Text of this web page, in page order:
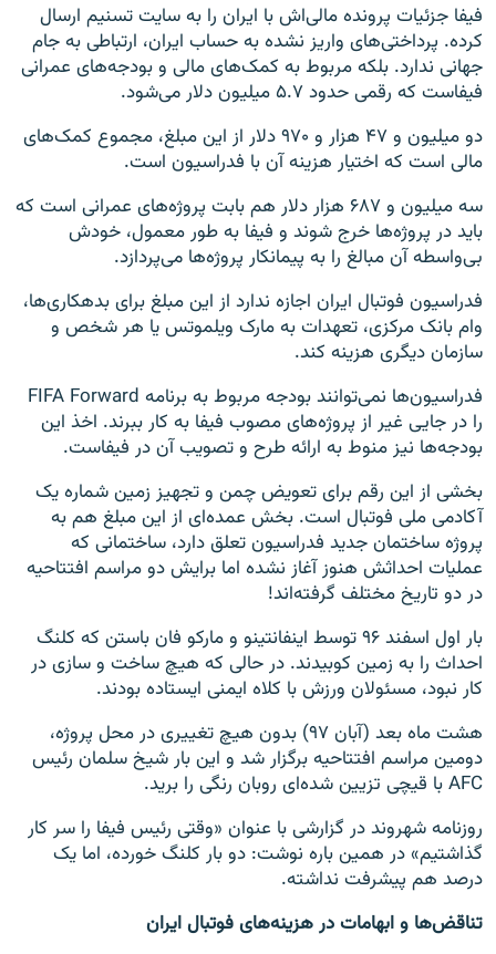
فیفا جزئیات پرونده مالی‌اش با ایران را به سایت تسنیم ارسال
کرده. پرداختی‌های واریز نشده به حساب ایران، ارتباطی به جام
جهانی ندارد. بلکه مربوط به کمک‌های مالی و بودجه‌های عمرانی
فیفاست که رقمی حدود ۵.۷ میلیون دلار می‌شود.
دو میلیون و ۴۷ هزار و ۹۷۰ دلار از این مبلغ، مجموع کمک‌های
مالی است که اختیار هزینه آن با فدراسیون است.
سه میلیون و ۶۸۷ هزار دلار هم بابت پروژه‌های عمرانی است که
باید در پروژه‌ها خرج شوند و فیفا به طور معمول، خودش
بی‌واسطه آن مبالغ را به پیمانکار پروژه‌ها می‌پردازد.
فدراسیون فوتبال ایران اجازه ندارد از این مبلغ برای بدهکاری‌ها،
وام بانک مرکزی، تعهدات به مارک ویلموتس یا هر شخص و
سازمان دیگری هزینه کند.
فدراسیون‌ها نمی‌توانند بودجه مربوط به برنامه FIFA Forward
را در جایی غیر از پروژه‌های مصوب فیفا به کار ببرند. اخذ این
بودجه‌ها نیز منوط به ارائه طرح و تصویب آن در فیفاست.
بخشی از این رقم برای تعویض چمن و تجهیز زمین شماره یک
آکادمی ملی فوتبال است. بخش عمده‌ای از این مبلغ هم به
پروژه ساختمان جدید فدراسیون تعلق دارد، ساختمانی که
عملیات احداثش هنوز آغاز نشده اما برایش دو مراسم افتتاحیه
در دو تاریخ مختلف گرفته‌اند!
بار اول اسفند ۹۶ توسط اینفانتینو و مارکو فان باستن که کلنگ
احداث را به زمین کوبیدند. در حالی که هیچ ساخت و سازی در
کار نبود، مسئولان ورزش با کلاه ایمنی ایستاده بودند.
هشت ماه بعد (آبان ۹۷) بدون هیچ تغییری در محل پروژه،
دومین مراسم افتتاحیه برگزار شد و این بار شیخ سلمان رئیس
AFC با قیچی تزیین شده‌ای روبان رنگی را برید.
روزنامه شهروند در گزارشی با عنوان «وقتی رئیس فیفا را سر کار
گذاشتیم» در همین باره نوشت: دو بار کلنگ خورده، اما یک
‌درصد هم پیشرفت نداشته.
تناقض‌ها و ابهامات در هزینه‌های فوتبال ایران